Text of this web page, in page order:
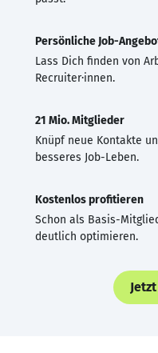
Persönliche Job-
Lass Dich finden von
Recruiter·innen.
21 Mio. Mitglieder
Knüpf neue Kontakte
besseres Job-Leben.
Kostenlos profitieren
Schon als Basis-
deutlich optimieren.